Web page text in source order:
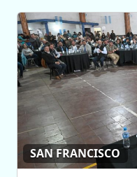
SAN FRANCISCO